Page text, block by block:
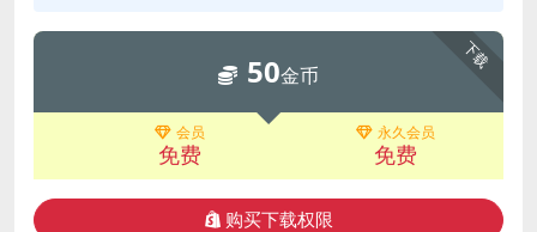
下载
50金币
会员
免费
永久会员
免费
购买下载权限